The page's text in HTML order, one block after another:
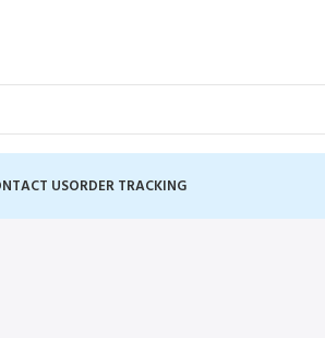
USORDER TRACKING